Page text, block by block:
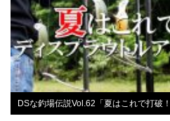
DSな釣場伝説Vol.62「夏はこれで打破！